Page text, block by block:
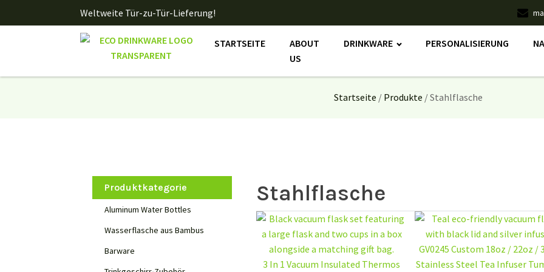
Weltweite Tür-zu-Tür-Lieferung!
STARTSEITE
ABOUT
US
DRINKWARE PERSONALISIERUNG
Startseite / Produkte / Stahlflasche
Produktkategorie
Aluminum Water Bottles
Wasserflasche aus Bambus
Barware
Stahlflasche
3 In 1 Vacuum Insulated Thermos
GV0245 Custom 18oz / 22oz /
Stainless Steel Tea Infuser